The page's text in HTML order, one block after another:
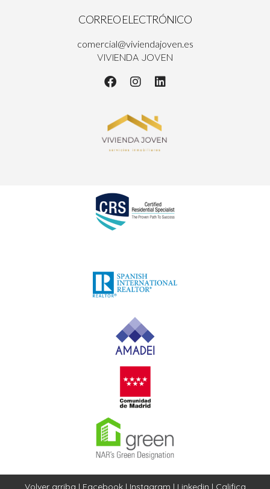
CORREO ELECTRÓNICO
comercial@viviendajoven.es
VIVIENDA JOVEN
Volver arriba | Facebook| Instagram | Linkedin | Califica